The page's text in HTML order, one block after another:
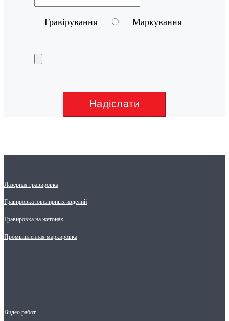
Гравірування Маркування
Надіслати
Лазерная гравировка
Гравировка ювелирных изделий
Гравировка на жетонах
Промышленная маркировка
Видео работ